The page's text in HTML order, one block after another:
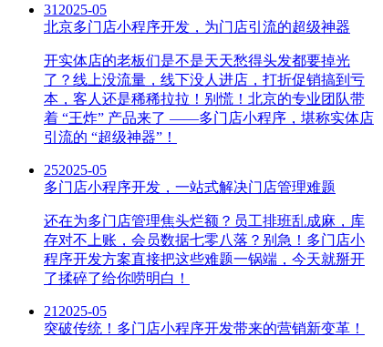
31 2025-05
北京多门店小程序开发，为门店引流的超级神器
开实体店的老板们是不是天天愁得头发都要掉光
了？线上没流量，线下没人进店，打折促销搞到亏
本，客人还是稀稀拉拉！别慌！北京的专业团队带
着 “王炸” 产品来了 ——多门店小程序，堪称实体店
引流的 “超级神器”！
252025-05
多门店小程序开发，一站式解决门店管理难题
还在为多门店管理焦头烂额？员工排班乱成麻，库
存对不上账，会员数据七零八落？别急！多门店小
程序开发方案直接把这些难题一锅端，今天就掰开
了揉碎了给你唠明白！
21 2025-05
突破传统！多门店小程序开发带来的营销新变革！